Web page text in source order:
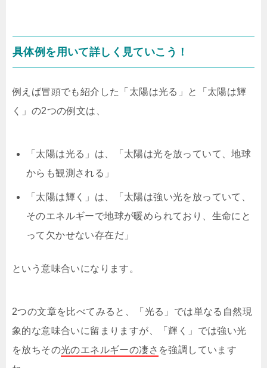
具体例を用いて詳しく見ていこう！
例えば冒頭でも紹介した「太陽は光る」と「太陽は輝
く」の2つの例文は、
「太陽は光る」は、「太陽は光を放っていて、地球
からも観測される」
「太陽は輝く」は、「太陽は強い光を放っていて、
そのエネルギーで地球が暖められており、生命にと
って欠かせない存在だ」
という意味合いになります。
2つの文章を比べてみると、「光る」では単なる自然現
象的な意味合いに留まりますが、「輝く」では強い光
を放ちその光のエネルギーの凄さ を強調しています